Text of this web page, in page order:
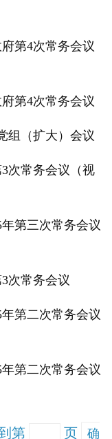
第4次常务会议
第4次常务会议
组（扩大）会议
次常务会议（视
第三次常务会议
次常务会议
第二次常务会议
第二次常务会议
第 页 确